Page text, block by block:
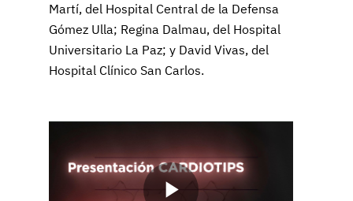
Martí, del Hospital Central de la Defensa
Gómez Ulla; Regina Dalmau, del Hospital
Universitario La Paz; y David Vivas, del
Hospital Clínico San Carlos.